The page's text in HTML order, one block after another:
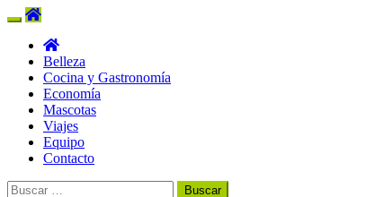
Belleza
Cocina y Gastronomía
Economía
Mascotas
Viajes
Equipo
Contacto
Buscar: